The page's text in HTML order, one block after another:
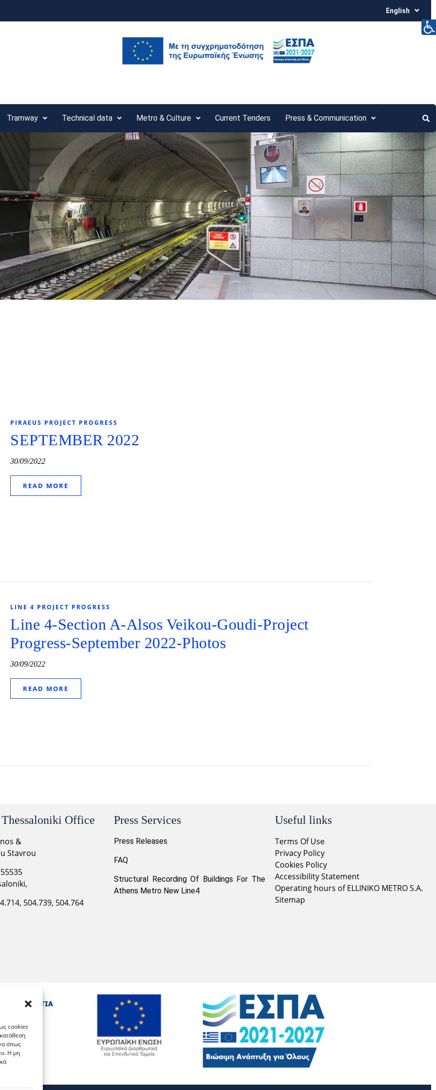
cookies
όπως
Η μη
English
Tramway Technical data Metro & Culture Current Tenders Press & Communication
PIRAEUS PROJECT PROGRESS
SEPTEMBER 2022
30/09/2022
READ MORE
LINE 4 PROJECT PROGRESS
Line 4-Section A-Alsos Veikou-Goudi-Project
Progress-September 2022-Photos
30/09/2022
READ MORE
Office
&
Stavrou
504.739, 504.764
Press Services
Press Releases
FAQ
Structural Recording Of Buildings For The
Athens Metro New Line4
Useful links
Terms Of Use
Privacy Policy
Cookies Policy
Accessibility Statement
Operating hours of ELLINIKO METRO S.A.
Sitemap